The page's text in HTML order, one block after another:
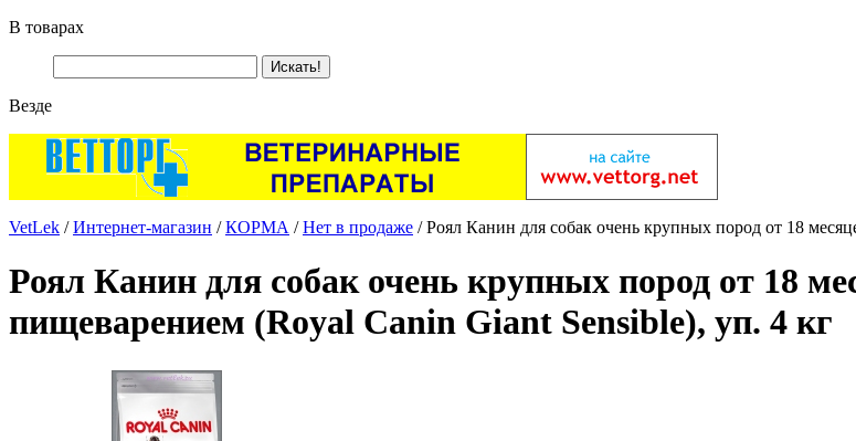
В товарах
Везде
VetLek /Интернет-магазин /КОРМА /Нет в продаже / Роял Канин для собак очень крупных пород от 18
Роял Канин для собак очень крупных пород от 18
пищеварением (Royal Canin Giant Sensible), уп. 4 кг